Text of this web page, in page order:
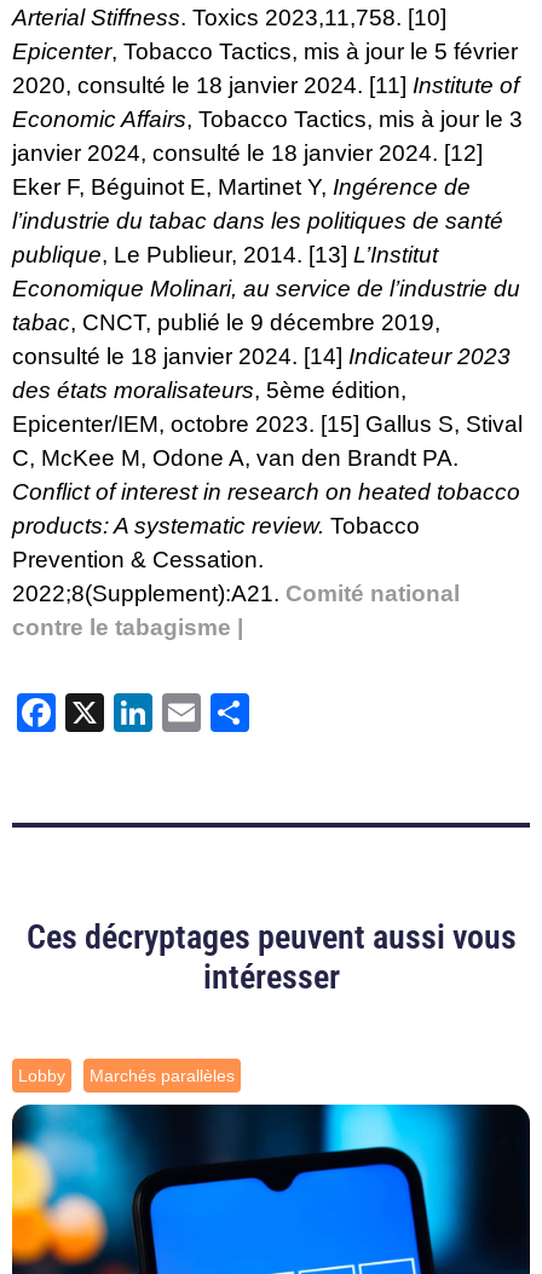
Arterial Stiffness. Toxics 2023,11,758. [10]
Epicenter, Tobacco Tactics, mis à jour le 5 février
2020, consulté le 18 janvier 2024. [11] Institute of
Economic Affairs, Tobacco Tactics, mis à jour le 3
janvier 2024, consulté le 18 janvier 2024. [12]
Eker F, Béguinot E, Martinet Y, Ingérence de
l’industrie du tabac dans les politiques de santé
publique, Le Publieur, 2014. [13] L’Institut
Economique Molinari, au service de l’industrie du
tabac, CNCT, publié le 9 décembre 2019,
consulté le 18 janvier 2024. [14] Indicateur 2023
des états moralisateurs, 5ème édition,
Epicenter/IEM, octobre 2023. [15] Gallus S, Stival
C, McKee M, Odone A, van den Brandt PA.
Conflict of interest in research on heated tobacco
products: A systematic review. Tobacco
Prevention & Cessation.
2022;8(Supplement):A21. Comité national
contre le tabagisme |
Facebook
X LinkedIn
Email
Ces décryptages peuvent aussi vous
intéresser
Lobby Marchés parallèles